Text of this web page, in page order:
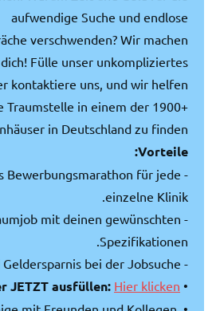
aufwendige Suche und endlose
verschwenden? Wir machen
Fülle unser unkompliziertes
kontaktiere uns, und wir helfen
Traumstelle in einem der 1900+
in Deutschland zu finden.
Vorteile:
Bewerbungsmarathon für jede
einzelne Klinik.
mit deinen gewünschten
Spezifikationen.
- Zeit- und Geldersparnis bei der Jobsuche.
•
JETZT ausfüllen: Hier klicken